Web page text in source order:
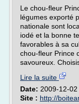
Le chou-fleur
légumes exporté
nationale sont
iodé et la bonne
favorables à sa
chou-fleur Prince
savoureux.
Lire la suite
Date: 2009-12-02
Site : http://